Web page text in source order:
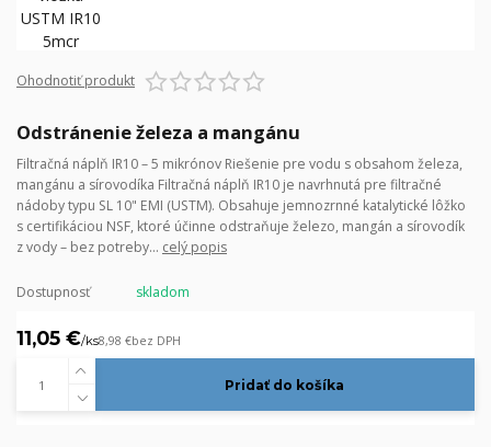
Ohodnotiť produkt
Odstránenie železa a mangánu
Filtračná náplň IR10 – 5 mikrónov Riešenie pre vodu s obsahom železa,
mangánu a sírovodíka Filtračná náplň IR10 je navrhnutá pre filtračné
nádoby typu SL 10" EMI (USTM). Obsahuje jemnozrnné katalytické lôžko
s certifikáciou NSF, ktoré účinne odstraňuje železo, mangán a sírovodík
z vody – bez potreby... celý popis
Dostupnosť skladom
11,05 €/ks8,98 €bez DPH
Pridať do košíka